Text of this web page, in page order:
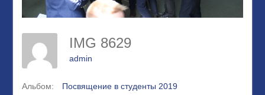
IMG 8629
admin
Альбом: Посвящение в студенты 2019